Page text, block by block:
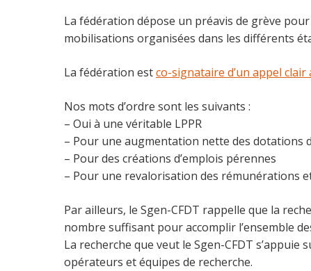
La fédération dépose un préavis de grève
mobilisations organisées dans les différents
La fédération estco-signataire d’un appel clair
Nos mots d’ordre sont les suivants :
– Oui à une véritable LPPR
– Pour une augmentation nette des dotations
– Pour des créations d’emplois pérennes
– Pour une revalorisation des rémunérations
Par ailleurs, le Sgen-CFDT rappelle que la
nombre suffisant pour accomplir l’ensemble
La recherche que veut le Sgen-CFDT
opérateurs et équipes de recherche.